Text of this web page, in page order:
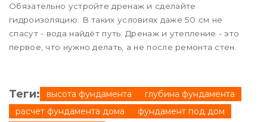
Обязательно устройте дренаж и сделайте
гидроизоляцию. В таких условиях даже 50 см не
спасут - вода найдёт путь. Дренаж и утепление - это
первое, что нужно делать, а не после ремонта стен.
Теги: высота фундамента
глубина фундамента
расчет фундамента дома
фундамент под дом